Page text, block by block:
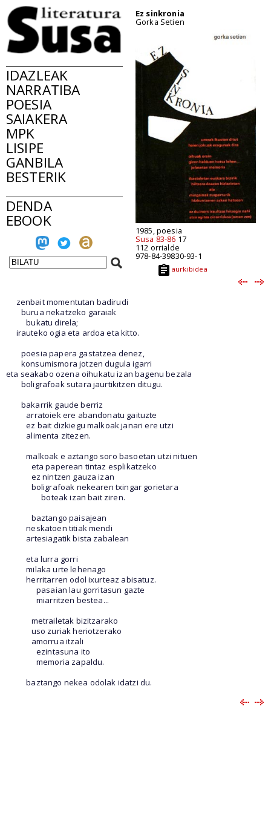
IDAZLEAK
NARRATIBA
POESIA
SAIAKERA
MPK
LISIPE
GANBILA
BESTERIK
DENDA
EBOOK
Ez sinkronia
Gorka Setien
1985, poesia
Susa 83-86 17
112 orrialde
978-84-39830-93-1
aurkibidea
zenbait momentutan badirudi
burua nekatzeko garaiak
bukatu direla;
irauteko ogia eta ardoa eta kitto.
poesia papera gastatzea denez,
konsumismora jotzen dugula igarri
eta seakabo ozena oihukatu izan bagenu bezala
boligrafoak sutara jaurtikitzen ditugu.
bakarrik gaude berriz
arratoiek ere abandonatu gaituzte
ez bait dizkiegu malkoak janari ere utzi
alimenta zitezen.
malkoak e aztango soro basoetan utzi nituen
eta paperean tintaz esplikatzeko
ez nintzen gauza izan
boligrafoak nekearen txingar gorietara
boteak izan bait ziren.
baztango paisajean
neskatoen titiak mendi
artesiagatik bista zabalean
eta lurra gorri
milaka urte lehenago
herritarren odol ixurteaz abisatuz.
pasaian lau gorritasun gazte
miarritzen bestea...
metrailetak bizitzarako
uso zuriak heriotzerako
amorrua itzali
ezintasuna ito
memoria zapaldu.
baztango nekea odolak idatzi du.